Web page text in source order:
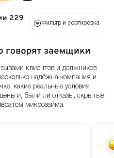
229
Фильтр и сортировка
говорят заемщики
клиентов и должников
надёжна компания и
какие реальные условия
были ли отказы, скрытые
микрозайма.